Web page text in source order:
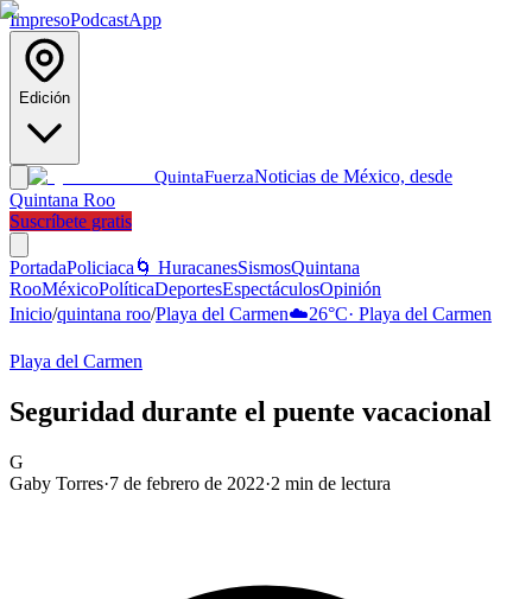
ImpresoPodcastApp
Edición
QuintaFuerzaNoticias de México, desde
Quintana Roo
Suscríbete gratis
PortadaPoliciaca 🌀 HuracanesSismosQuintana
RooMéxicoPolíticaDeportesEspectáculosOpinión
Inicio/quintana roo/Playa del Carmen☁️26°C· Playa del Carmen
Playa del Carmen
Seguridad durante el puente vacacional
G
Gaby Torres·7 de febrero de 2022·2 min de lectura